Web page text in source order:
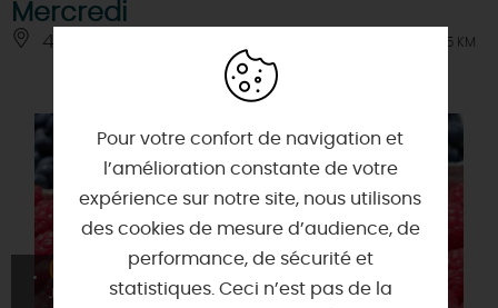
Mercredi
45270 - QUIERS-SUR-BEZONDE À 6.5 KM
01
JANV
Pour votre confort de navigation et
l’amélioration constante de votre
expérience sur notre site, nous utilisons
des cookies de mesure d’audience, de
performance, de sécurité et
statistiques. Ceci n’est pas de la